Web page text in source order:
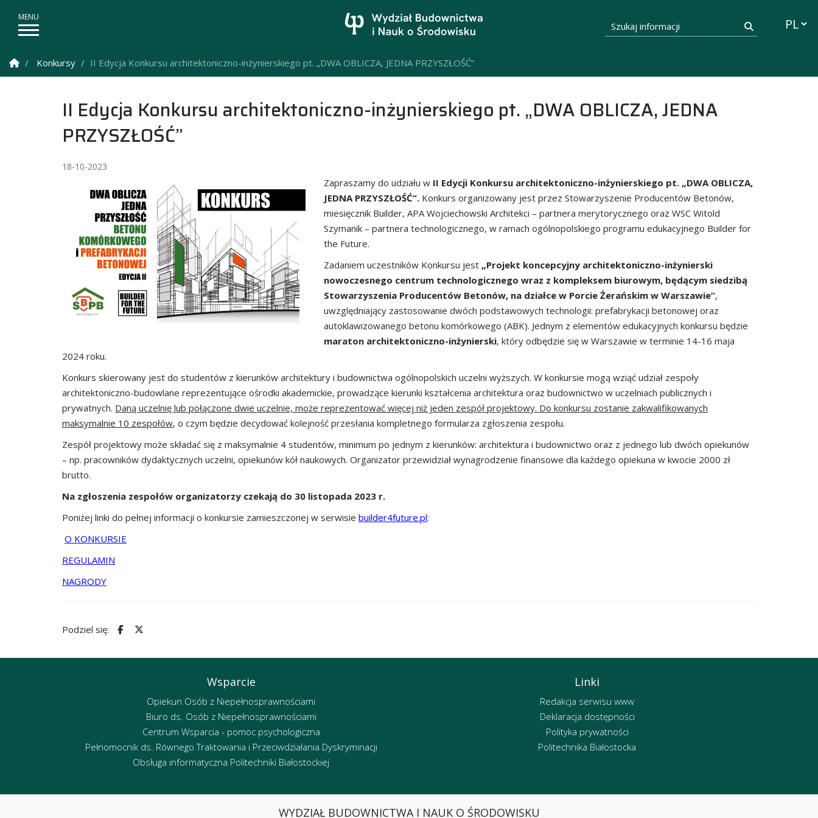
Szukaj informacji
Strona Główna
Konkursy II Edycja Konkursu architektoniczno-inżynierskiego pt. „DWA OBLICZA, JEDNA PRZYSZŁOŚĆ”
II Edycja Konkursu architektoniczno-inżynierskiego pt. „DWA OBLICZA, JEDNA
PRZYSZŁOŚĆ”
18-10-2023
Zapraszamy do udziału w II Edycji Konkursu architektoniczno-inżynierskiego pt. „DWA OBLICZA,
JEDNA PRZYSZŁOŚĆ”. Konkurs organizowany jest przez Stowarzyszenie Producentów Betonów,
miesięcznik Builder, APA Wojciechowski Architekci – partnera merytorycznego oraz WSC Witold
Szymanik – partnera technologicznego, w ramach ogólnopolskiego programu edukacyjnego Builder for
the Future.
Zadaniem uczestników Konkursu jest „Projekt koncepcyjny architektoniczno-inżynierski
nowoczesnego centrum technologicznego wraz z kompleksem biurowym, będącym siedzibą
Stowarzyszenia Producentów Betonów, na działce w Porcie Żerańskim w Warszawie”,
uwzględniający zastosowanie dwóch podstawowych technologii: prefabrykacji betonowej oraz
autoklawizowanego betonu komórkowego (ABK). Jednym z elementów edukacyjnych konkursu będzie
maraton architektoniczno-inżynierski, który odbędzie się w Warszawie w terminie 14-16 maja
2024 roku.
Konkurs skierowany jest do studentów z kierunków architektury i budownictwa ogólnopolskich uczelni wyższych. W konkursie mogą wziąć udział zespoły
architektoniczno-budowlane reprezentujące ośrodki akademickie, prowadzące kierunki kształcenia architektura oraz budownictwo w uczelniach publicznych i
prywatnych. Daną uczelnię lub połączone dwie uczelnie, może reprezentować więcej niż jeden zespół projektowy. Do konkursu zostanie zakwalifikowanych
maksymalnie 10 zespołów, o czym będzie decydować kolejność przesłania kompletnego formularza zgłoszenia zespołu.
Zespół projektowy może składać się z maksymalnie 4 studentów, minimum po jednym z kierunków: architektura i budownictwo oraz z jednego lub dwóch opiekunów
– np. pracowników dydaktycznych uczelni, opiekunów kół naukowych. Organizator przewidział wynagrodzenie finansowe dla każdego opiekuna w kwocie 2000 zł
brutto.
Na zgłoszenia zespołów organizatorzy czekają do 30 listopada 2023 r.
Poniżej linki do pełnej informacji o konkursie zamieszczonej w serwisie builder4future.pl:
O KONKURSIE
REGULAMIN
NAGRODY
Podziel się:
Wsparcie
Opiekun Osób z Niepełnosprawnościami
Biuro ds. Osób z Niepełnosprawnościami
Centrum Wsparcia - pomoc psychologiczna
Pełnomocnik ds. Równego Traktowania i Przeciwdziałania Dyskryminacji
Obsługa informatyczna Politechniki Białostockiej
Linki
Redakcja serwisu www
Deklaracja dostępności
Polityka prywatności
Politechnika Białostocka
WYDZIAŁ BUDOWNICTWA I NAUK O ŚRODOWISKU